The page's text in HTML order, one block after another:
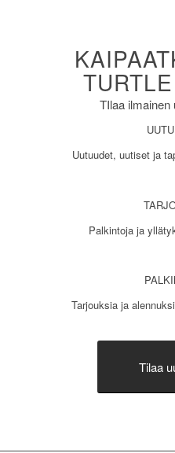
TIlaa
Uutuudet, uutiset ja
Palkintoja ja
Tarjouksia ja
Tilaa